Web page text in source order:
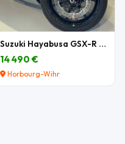
Suzuki Hayabusa GSX-R 1300
14 490 €
Horbourg-Wihr